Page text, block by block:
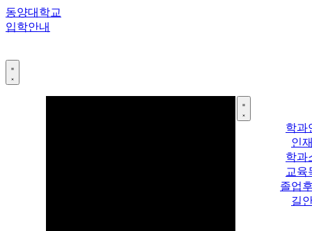
콘
텐
건
너
동양대학교
입학안내
학과
인
학과
교육
졸업
길